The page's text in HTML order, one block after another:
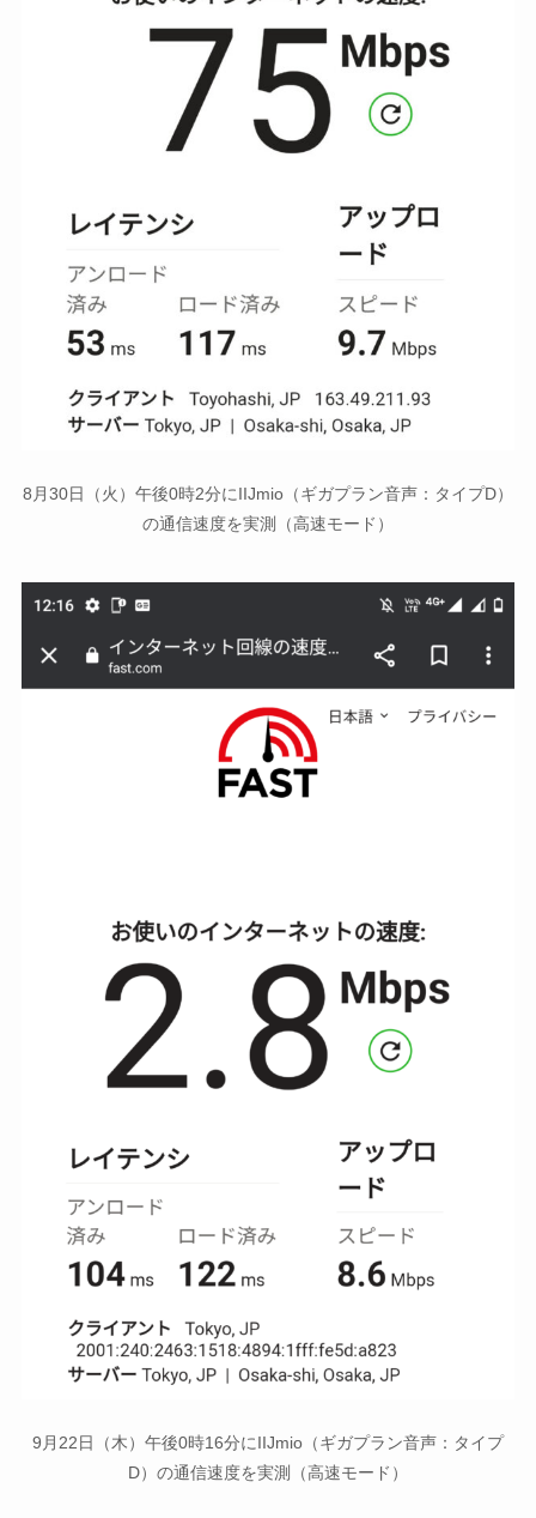
8月30日（火）午後0時2分にIIJmio（ギガプラン音声：タイプD）
の通信速度を実測（高速モード）
9月22日（木）午後0時16分にIIJmio（ギガプラン音声：タイプ
D）の通信速度を実測（高速モード）